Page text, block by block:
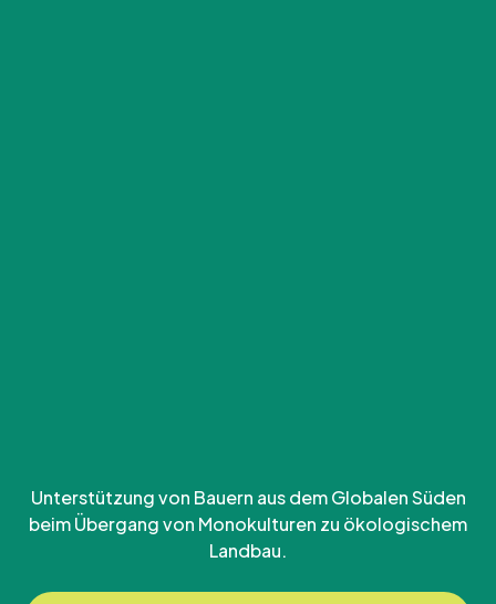
Unterstützung von Bauern aus dem Globalen Süden
beim Übergang von Monokulturen zu ökologischem
Landbau.